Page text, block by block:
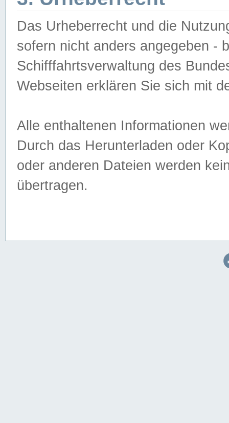
Das Urheberrecht und die
sofern nicht anders angegeben -
Schifffahrtsverwaltung des
Webseiten erklären Sie sich mit
Alle enthaltenen Informationen
Durch das Herunterladen oder
oder anderen Dateien werden
übertragen.